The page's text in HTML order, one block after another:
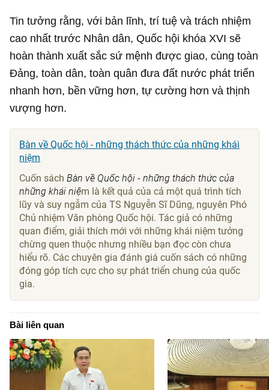
Tin tưởng rằng, với bản lĩnh, trí tuệ và trách nhiệm
cao nhất trước Nhân dân, Quốc hội khóa XVI sẽ
hoàn thành xuất sắc sứ mệnh được giao, cùng toàn
Đảng, toàn dân, toàn quân đưa đất nước phát triển
nhanh hơn, bền vững hơn, tự cường hơn và thịnh
vượng hơn.
Bàn về Quốc hội - những thách thức của những khái
niệm
Cuốn sáchBàn về Quốc hội - những thách thức của
những khái niệm là kết quả của cả một quá trình tích
lũy và suy ngẫm của TS Nguyễn Sĩ Dũng, nguyên Phó
Chủ nhiệm Văn phòng Quốc hội. Tác giả có những
quan điểm, giải thích mới với những khái niệm tưởng
chừng quen thuộc nhưng nhiều bạn đọc còn chưa
hiểu rõ. Các chuyên gia đánh giá cuốn sách có những
đóng góp tích cực cho sự phát triển chung của quốc
gia.
Bài liên quan